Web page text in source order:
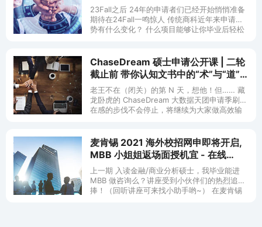
23Fall之后 24年的申请者们已经开始悄悄准备
期待在24Fall一鸣惊人 传统商科近年来申请趋
势有什么变化？ 什么项目能够让你毕业后轻松
ChaseDream 硕士申请公开课 | 二轮
截止前 带你认知文书中的“术”与“道” -
在线(12/12 13 19)
老王不在（闭关）的第 N 天，想他！但…… 藏
龙卧虎的 ChaseDream 大数据天团申请季刷存
在感的步伐不会停止，将继续为大家做高效输
麦肯锡 2021 海外校招网申即将开启,
MBB 小姐姐返场面授机宜 - 在线
(7/27)
上一期 入读金融/商业分析硕士，我毕业能进
MBB 做咨询么？讲座受到小伙伴们的热烈追
捧！（回听讲座可来找小助手哟~） 在麦肯锡